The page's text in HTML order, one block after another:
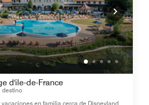
d'ile-de-France
destino
en familia cerca de Disneyland